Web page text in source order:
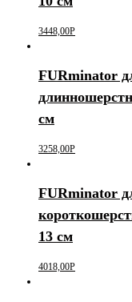
3448,00Р
FURminator
см
3258,00Р
FURminator
13 см
4018,00Р